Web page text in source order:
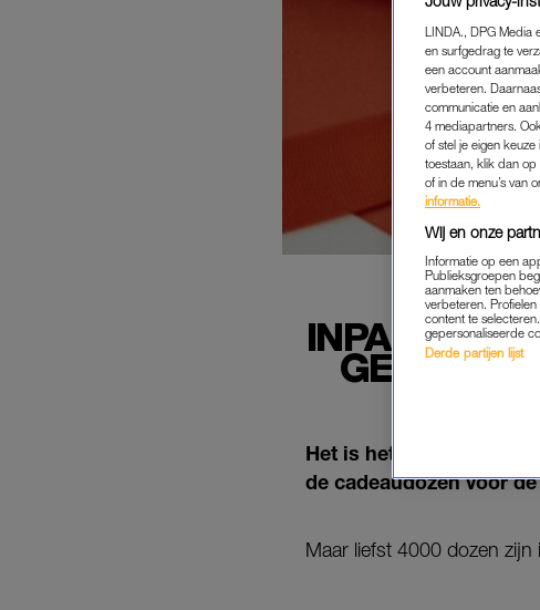
INPAKDAG:
Het is het jaarlijkse
de cadeaudozen voor
Maar liefst 4000 dozen zijn
LINDA., DPG Media
en surfgedrag te
een account
verbeteren.
communicatie en
4 mediapartners.
of stel je eigen
toestaan, klik dan op
of in de menu’s van
informatie.
Wij en onze
Informatie op een
Publieksgroepen
aanmaken ten
verbeteren.
content te
gepersonaliseerde
Derde partijen lijst